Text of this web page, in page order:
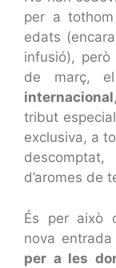
per a
edats
infusió),
de març,
internacional
tribut
exclusiva, a
d’aromes de
És per això
nova
per a les